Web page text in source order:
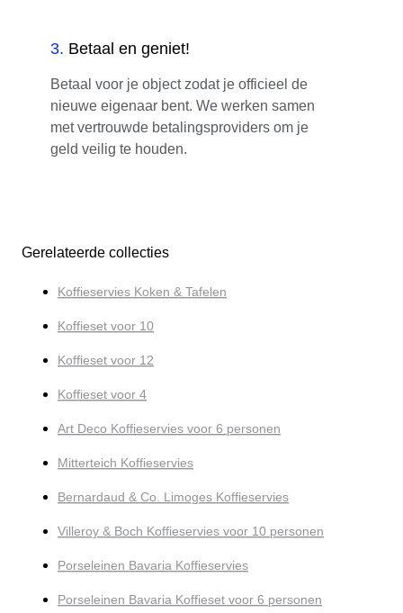
3. Betaal en geniet!
Betaal voor je object zodat je officieel de
nieuwe eigenaar bent. We werken samen
met vertrouwde betalingsproviders om je
geld veilig te houden.
Gerelateerde collecties
Koffieservies Koken & Tafelen
Koffieset voor 10
Koffieset voor 12
Koffieset voor 4
Art Deco Koffieservies voor 6 personen
Mitterteich Koffieservies
Bernardaud & Co. Limoges Koffieservies
Villeroy & Boch Koffieservies voor 10 personen
Porseleinen Bavaria Koffieservies
Porseleinen Bavaria Koffieset voor 6 personen